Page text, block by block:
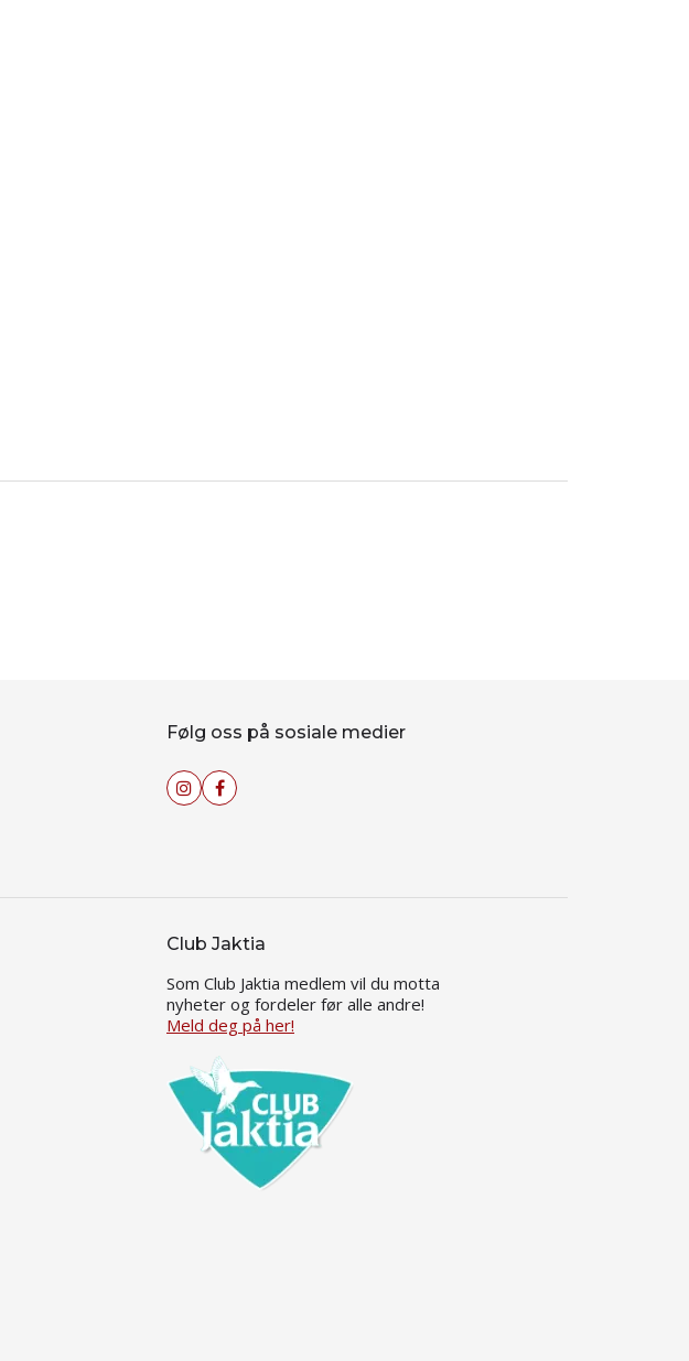
Følg oss på sosiale medier
Club Jaktia
Som Club Jaktia medlem vil du motta
nyheter og fordeler før alle andre!
Meld deg på her!